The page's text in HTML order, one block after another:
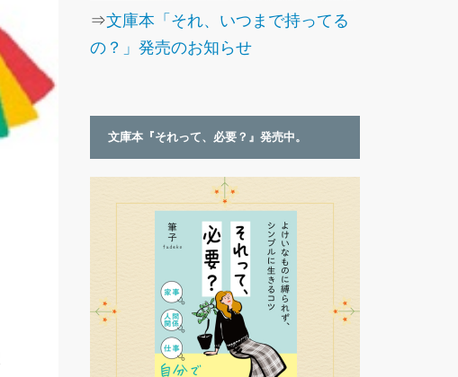
⇒文庫本「それ、いつまで持ってる
の？」発売のお知らせ
文庫本『それって、必要？』発売中。